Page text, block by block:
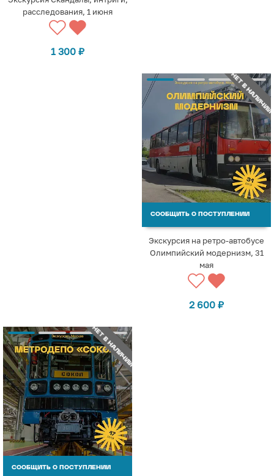
расследования, 1 июня
1 300 ₽
НЕТ В НАЛИЧИИ
СООБЩИТЬ О ПОСТУПЛЕНИИ
Экскурсия на ретро-автобусе
Олимпийский модернизм, 31
мая
2 600 ₽
НЕТ В НАЛИЧИИ
СООБЩИТЬ О ПОСТУПЛЕНИИ